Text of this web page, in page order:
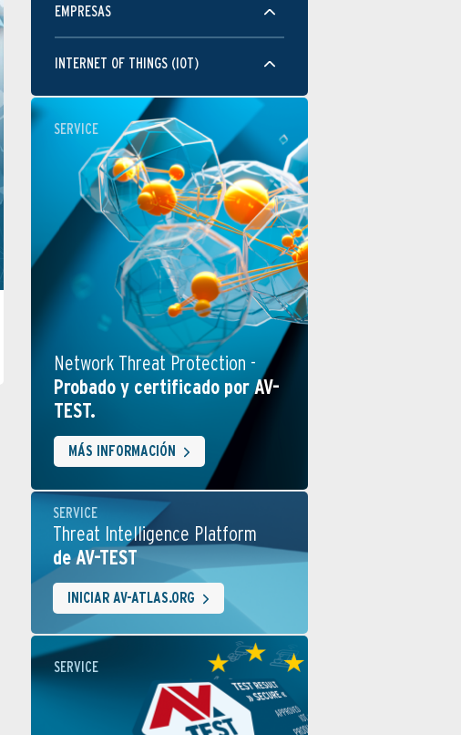
EMPRESAS
INTERNET OF THINGS (IOT)
SERVICE
Network Threat Protection -
Probado y certificado por AV-
TEST.
MÁS INFORMACIÓN
SERVICE
Threat Intelligence Platform
de AV-TEST
INICIAR AV-ATLAS.ORG
SERVICE